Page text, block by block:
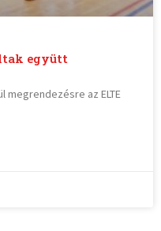
együtt
megrendezésre az ELTE